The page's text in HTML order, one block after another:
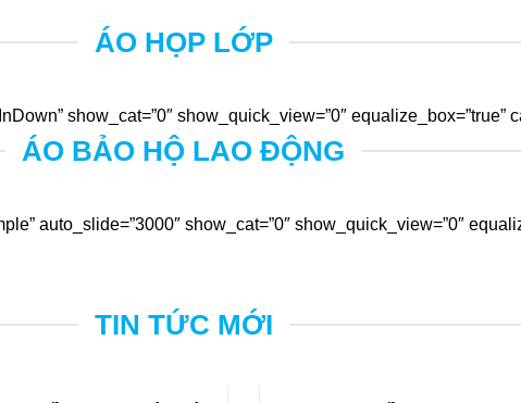
ÁO HỌP LỚP
show_cat=”0″ show_quick_view=”0″ equalize_box=”true”
ÁO BẢO HỘ LAO ĐỘNG
auto_slide=”3000″ show_cat=”0″ show_quick_view=”0″
TIN TỨC MỚI